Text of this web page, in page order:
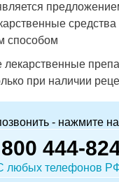
средства
способом
лекарственные
при наличии
- нажмите
444-
любых телефонов